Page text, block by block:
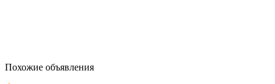
Похожие объявления